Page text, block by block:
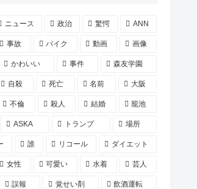
ニュース 政治 驚愕 ANN
事故 バイク 動画 画像
かわいい 事件 森友学園
自殺 死亡 名前 大阪
不倫 殺人 結婚 籠池
ASKA トランプ 場所
誰 リコール ダイエット
女性 可愛い 水着 芸人
誤報 覚せい剤 飲酒運転